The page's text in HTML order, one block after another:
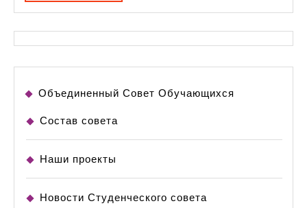
Объединенный Совет Обучающихся
Состав совета
Наши проекты
Новости Студенческого совета